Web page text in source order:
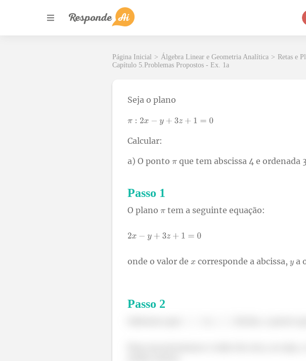
Página Inicial > Álgebra Linear e Geometria Analítica > Retas e
Capítulo 5.Problemas Propostos - Ex. 1a
Seja o plano
Calcular:
a) O ponto
que tem abscissa 4 e ordenada
Passo 1
O plano tem a seguinte equação:
onde o valor de corresponde a abcissa, a
Passo 2